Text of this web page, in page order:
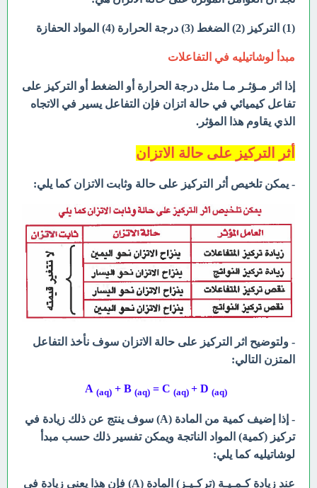
(1) التركيز (2) الضغط (3) درجة الحرارة (4) المواد الحفازة
مبدأ لوشاتيليه في التفاعلات
إذا اثر مـؤثـر مـا مثل درجة الحرارة أو الضغط أو التركيز على
تفاعل كيميائي في حالة اتزان فإن التفاعل يسير في الاتجاه
الذي يقاوم هذا المؤثر.
أثر التركيز على حالة الاتزان
- يمكن تلخيص أثر التركيز على حالة وثابت الاتزان كما يلي:
- ولتوضيح اثر التركيز على حالة الاتزان سوف نأخذ التفاعل
المتزن التالي:
A
(aq)+ B (aq)= C (aq) + D (aq)
- إذا إضيف كمية من المادة (A) سوف ينتج عن ذلك زيادة في
تركيز (كمية) المواد الناتجة ويمكن تفسير ذلك حسب مبدأ
لوشاتيليه كما يلي:
عند زيادة كـمـيـة (تركـيـز) المادة (A) فإن هذا يعني زيادة في